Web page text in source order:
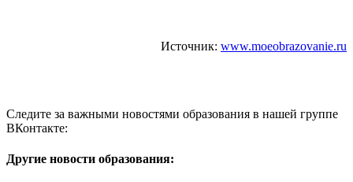
Источник: www.moeobrazovanie.ru
Следите за важными новостями образования в нашей группе
ВКонтакте:
Другие новости образования: